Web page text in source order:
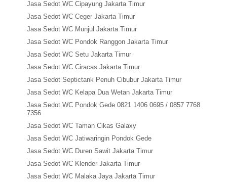
Jasa Sedot WC Cipayung Jakarta Timur
Jasa Sedot WC Ceger Jakarta Timur
Jasa Sedot WC Munjul Jakarta Timur
Jasa Sedot WC Pondok Ranggon Jakarta Timur
Jasa Sedot WC Setu Jakarta Timur
Jasa Sedot WC Ciracas Jakarta Timur
Jasa Sedot Septictank Penuh Cibubur Jakarta Timur
Jasa Sedot WC Kelapa Dua Wetan Jakarta Timur
Jasa Sedot WC Pondok Gede 0821 1406 0695 / 0857 7768
7356
Jasa Sedot WC Taman Cikas Galaxy
Jasa Sedot WC Jatiwaringin Pondok Gede
Jasa Sedot WC Duren Sawit Jakarta Timur
Jasa Sedot WC Klender Jakarta Timur
Jasa Sedot WC Malaka Jaya Jakarta Timur